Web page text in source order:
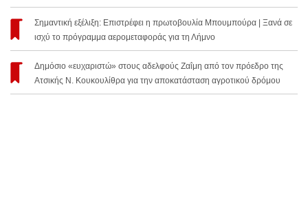
Σημαντική εξέλιξη: Επιστρέφει η πρωτοβουλία Μπουμπούρα | Ξανά σε
ισχύ το πρόγραμμα αερομεταφοράς για τη Λήμνο
Δημόσιο «ευχαριστώ» στους αδελφούς Ζαΐμη από τον πρόεδρο της
Ατσικής Ν. Κουκουλίθρα για την αποκατάσταση αγροτικού δρόμου